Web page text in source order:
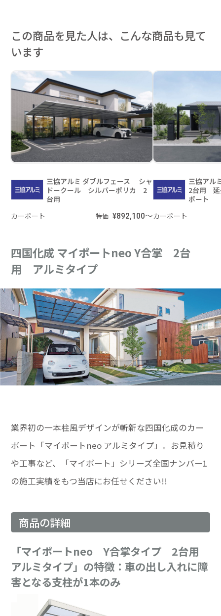
この商品を見た人は、こんな商品も見て
います
三協アルミ ダブルフェース シャ
ドークール シルバーポリカ 2
台用
カーポート
特価 ¥892,100～
三協ア
2台用 延
ポート
カーポート
四国化成 マイポートneo Y合掌 2台
用 アルミタイプ
業界初の一本柱風デザインが斬新な四国化成のカー
ポート「マイポートneo アルミタイプ」。お見積り
や工事など、「マイポート」シリーズ全国ナンバー1
の施工実績をもつ当店にお任せください!!
商品の詳細
「マイポートneo Y合掌タイプ 2台用
アルミタイプ」の特徴：車の出し入れに障
害となる支柱が1本のみ